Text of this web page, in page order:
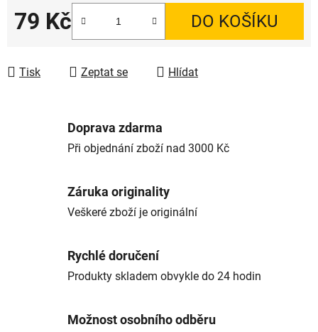
79 Kč
Měrná cena:
DO KOŠÍKU
Tisk Zeptat se Hlídat
Doprava zdarma
Při objednání zboží nad 3000 Kč
Záruka originality
Veškeré zboží je originální
Rychlé doručení
Produkty skladem obvykle do 24 hodin
Možnost osobního odběru